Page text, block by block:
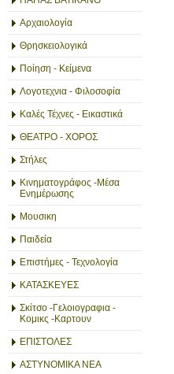
Αρχαιολογία
Θρησκειολογικά
Ποίηση - Κείμενα
Λογοτεχνια - Φιλοσοφία
Καλές Τέχνες - Εικαστικά
ΘΕΑΤΡΟ - ΧΟΡΟΣ
Στήλες
Κινηματογράφος -Μέσα
Ενημέρωσης
Μουσικη
Παιδεία
Επιστήμες - Τεχνολογία
ΚΑΤΑΣΚΕΥΕΣ
Σκίτσο -Γελοιογραφια -
Κομικς -Καρτουν
ΕΠΙΣΤΟΛΕΣ
ΑΣΤΥΝΟΜΙΚΑ ΝΕΑ